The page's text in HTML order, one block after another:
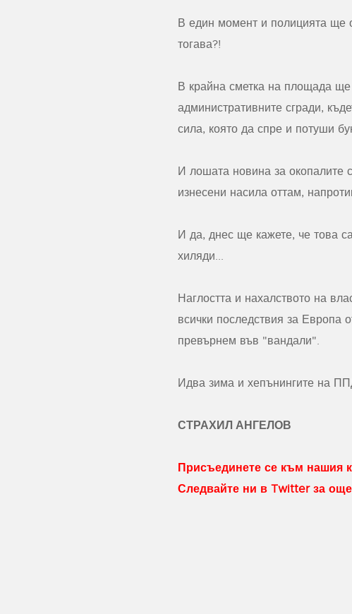
В един момент и полицията ще
тогава?!
В крайна сметка на площада
административните сгради,
сила, която да спре и потуши
И лошата новина за окопалите
изнесени насила оттам,
И да, днес ще кажете, че това
хиляди...
Наглостта и нахалството на
всички последствия за Европа
превърнем във "вандали".
Идва зима и хепънингите на
СТРАХИЛ АНГЕЛОВ
Присъединете се към нашия
Следвайте ни в Twitter за